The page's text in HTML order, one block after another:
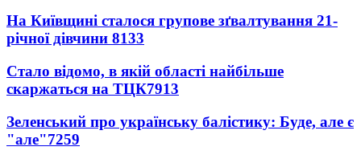
На Київщині сталося групове зґвалтування 21-
річної дівчини 8133
Стало відомо, в якій області найбільше
скаржаться на ТЦК7913
Зеленський про українську балістику: Буде, але є
"але"7259